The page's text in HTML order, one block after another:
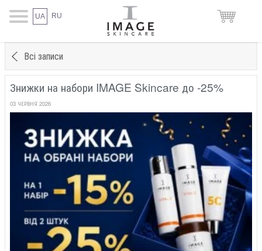
UA RU
Всі записи
Знижки на набори IMAGE Skincare до -25%
03 ЧЕРВНЯ 2026